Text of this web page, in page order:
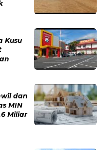
Kusu
dan
MIN
Miliar